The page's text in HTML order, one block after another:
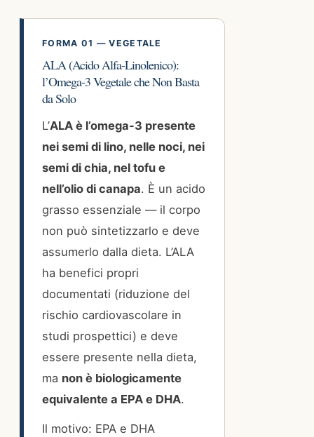
FORMA 01 — VEGETALE
ALA (Acido Alfa-Linolenico):
l’Omega-3 Vegetale che Non Basta
da Solo
L’ALA è l’omega-3 presente
nei semi di lino, nelle noci, nei
semi di chia, nel tofu e
nell’olio di canapa. È un acido
grasso essenziale — il corpo
non può sintetizzarlo e deve
assumerlo dalla dieta. L’ALA
ha benefici propri
documentati (riduzione del
rischio cardiovascolare in
studi prospettici) e deve
essere presente nella dieta,
ma non è biologicamente
equivalente a EPA e DHA.
Il motivo: EPA e DHA